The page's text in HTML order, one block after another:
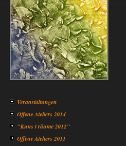
Veranstaltungen
Offene Ateliers 2014
"Kuns t räume 2012"
Offene Ateliers 2011